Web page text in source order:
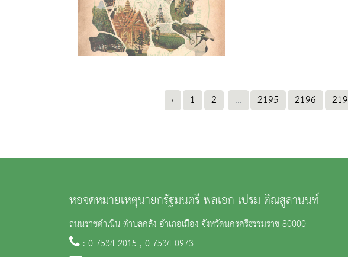
‹ 1 2 ... 2195 2196
หอจดหมายเหตุนายกรัฐมนตรี พลเอก เปรม ติณสูลานนท์
ถนนราชดำเนิน ตำบลคลัง อำเภอเมือง จังหวัดนครศรีธรรมราช 80000
: 0 7534 2015 , 0 7534 0973